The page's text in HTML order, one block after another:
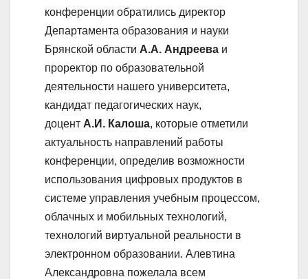
конференции обратились директор
Департамента образования и науки
Брянской области А.А. Андреева и
проректор по образовательной
деятельности нашего университета,
кандидат педагогических наук,
доцент А.И. Калоша, которые отметили
актуальность направлений работы
конференции, определив возможности
использования цифровых продуктов в
системе управления учебным процессом,
облачных и мобильных технологий,
технологий виртуальной реальности в
электронном образовании. Алевтина
Александровна пожелала всем